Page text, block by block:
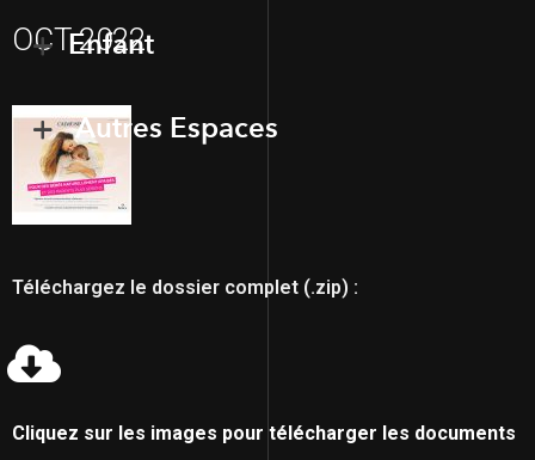
OCT 2022
Enfant
Autres Espaces
Téléchargez le dossier complet (.zip) :
Cliquez sur les images pour télécharger les documents